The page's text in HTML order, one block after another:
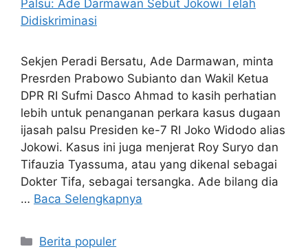
Sekjen Peradi Bersatu, Ade Darmawan, minta
Presrden Prabowo Subianto dan Wakil Ketua
DPR RI Sufmi Dasco Ahmad to kasih perhatian
lebih untuk penanganan perkara kasus dugaan
ijasah palsu Presiden ke-7 RI Joko Widodo alias
Jokowi. Kasus ini juga menjerat Roy Suryo dan
Tifauzia Tyassuma, atau yang dikenal sebagai
Dokter Tifa, sebagai tersangka. Ade bilang dia
… Baca Selengkapnya
Kategori
Berita populer